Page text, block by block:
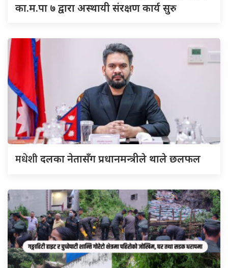
का.म.पा ७ द्वारा अस्थायी संरक्षण कार्य सुरु
मधेशीदलका नेतासँग प्रधानमन्त्रीले थाले छलफल